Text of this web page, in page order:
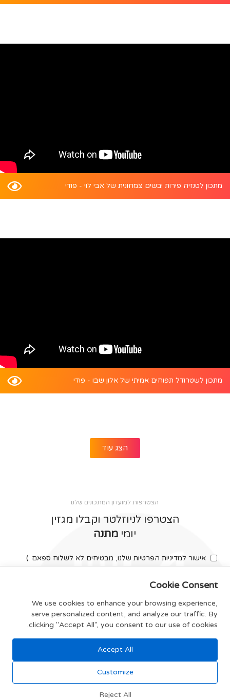
מתכון לטנזיה פירות יבשים צמחונית של אבי לוי - פודי
מתכון לשטרודל תפוחים אמיתי של אלון שבו - פודי
הצג עוד
הצטרפות למועדון המתכונים שלנו
הצטרפו לניוזלטר וקבלו מגזין
יומי מתנה
אישור למדיניות הפרטיות שלנו, מבטיחים לא לשלוח ספאם :)
צרפו אותי
תקנון האתר
Cookie Consent
We use cookies to enhance your browsing experience,
serve personalized content, and analyze our traffic. By
clicking "Accept All", you consent to our use of cookies.
Accept All
Customize
Reject All